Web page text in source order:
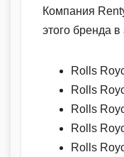
Компания
этого бренда в
Rolls
Rolls
Rolls
Rolls
Rolls